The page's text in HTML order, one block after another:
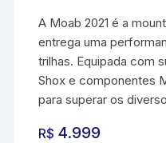
A Moab 2021 é a
entrega uma
trilhas. Equipada com
Shox e componentes
para superar os
R$ 4.999